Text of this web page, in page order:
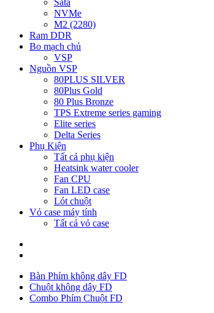
Sata
NVMe
M2 (2280)
Ram DDR
Bo mạch chủ
VSP
Nguồn VSP
80PLUS SILVER
80Plus Gold
80 Plus Bronze
TPS Extreme series gaming
Elite series
Delta Series
Phụ Kiện
Tất cả phụ kiện
Heatsink water cooler
Fan CPU
Fan LED case
Lót chuột
Vỏ case máy tính
Tất cả vỏ case
Bàn Phím không dây FD
Chuột không dây FD
Combo Phím Chuột FD